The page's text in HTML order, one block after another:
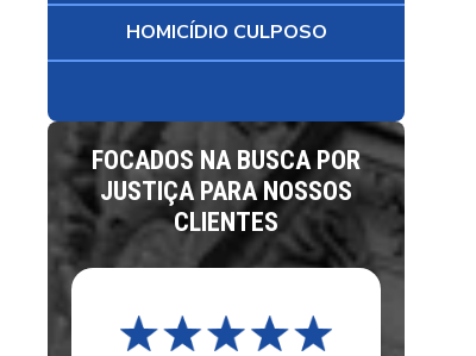
HOMICÍDIO CULPOSO
FOCADOS NA BUSCA POR
JUSTIÇA PARA NOSSOS
CLIENTES